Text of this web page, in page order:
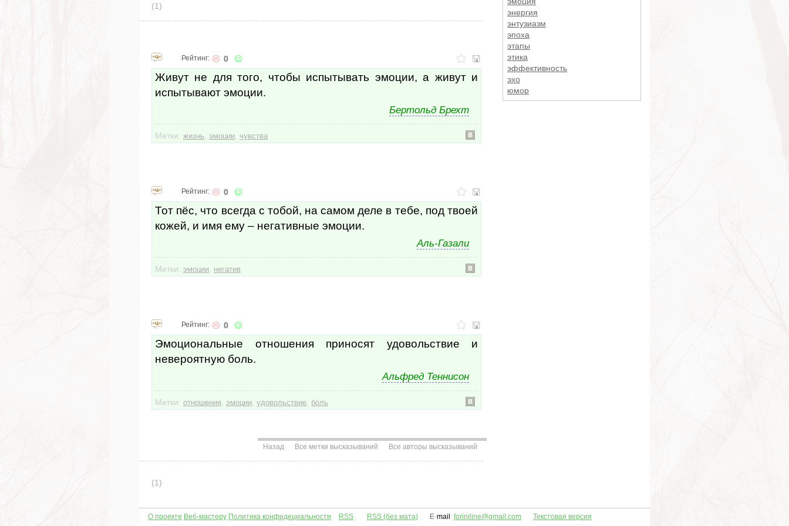
энергия
энтузиазм
эпоха
этапы
этика
эффективность
эхо
юмор
юморист
(1)
Рейтинг: 0
Живут не для того, чтобы испытывать эмоции, а живут и
испытывают эмоции.
Бертольд Брехт
Метки: жизнь эмоции чувства
Рейтинг: 0
Тот пёс, что всегда с тобой, на самом деле в тебе, под твоей
кожей, и имя ему – негативные эмоции.
Аль-Газали
Метки: эмоции негатив
Рейтинг: 0
Эмоциональные отношения приносят удовольствие и
невероятную боль.
Альфред Теннисон
Метки: отношения эмоции удовольствие боль
Назад Все метки высказываний Все авторы высказываний
(1)
О проекте Веб-мастеру Политика конфидециальности RSS RSS (без мата) E-mail : foriniline@gmail.com Текстовая версия